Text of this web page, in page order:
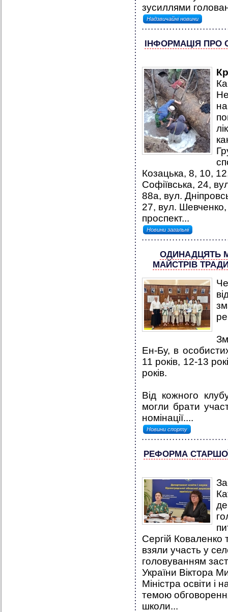
зусиллями
Надзвичайні новини
ІНФОРМАЦІЯ ПРО
Козацька, 8, 10,
Софіївська, 24,
88а, вул.
27, вул.
проспект...
Новини загальні
ОДИНАДЦЯТЬ
МАЙСТРІВ
Ен-Бу, в
11 років, 12-13
років.
Від кожного
могли брати
номінації....
Новини спорту
РЕФОРМА
Сергій Коваленко
взяли участь у
головуванням
України Віктора
Міністра освіти
темою
школи...